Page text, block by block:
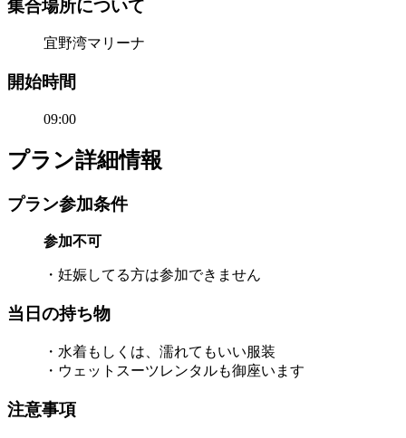
集合場所について
宜野湾マリーナ
開始時間
09:00
プラン詳細情報
プラン参加条件
参加不可
・妊娠してる方は参加できません
当日の持ち物
・水着もしくは、濡れてもいい服装
・ウェットスーツレンタルも御座います
注意事項